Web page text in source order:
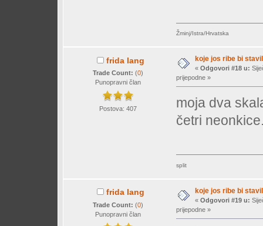
Žminj/Istra/Hrvatska
frida lang
Trade Count: (0)
Punopravni član
Postova: 407
koje jos ribe bi
« Odgovori #18 u:
prijepodne »
moja dva
četri
split
frida lang
Trade Count: (0)
Punopravni član
koje jos ribe bi
« Odgovori #19 u:
prijepodne »